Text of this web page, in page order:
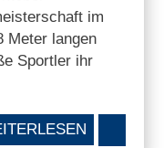
im
Meter langen
Sportler ihr